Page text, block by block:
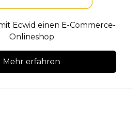
Ecwid einen E-Commerce-
Onlineshop
Mehr erfahren